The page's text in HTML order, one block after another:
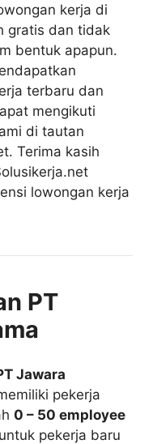
kerja di
gratis dan tidak
bentuk apapun.
terbaru dan
mengikuti
di tautan
Terima kasih
lowongan kerja
PT
Jawara
pekerja
0 – 50 employee
pekerja baru